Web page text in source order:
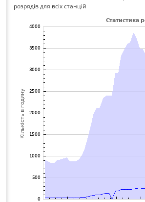
розрядів для всіх станцій